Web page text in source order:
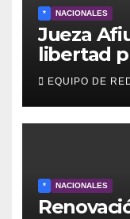
* NACIONALES
Jueza
libertad
tras más
EQUIPO DE
* NACIONALES